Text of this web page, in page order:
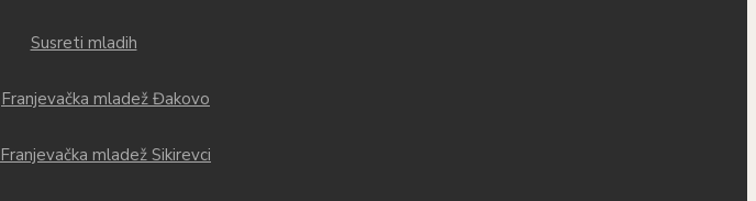
Susreti mladih
Franjevačka mladež Đakovo
Franjevačka mladež Sikirevci